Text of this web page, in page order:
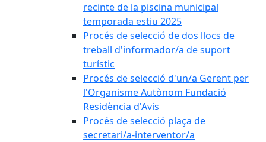
recinte de la piscina municipal
temporada estiu 2025
Procés de selecció de dos llocs de
treball d'informador/a de suport
turístic
Procés de selecció d'un/a Gerent per
l'Organisme Autònom Fundació
Residència d'Avis
Procés de selecció plaça de
secretari/a-interventor/a